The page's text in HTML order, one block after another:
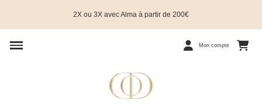
2X ou 3X avec Alma à partir de 200€
Mon compte